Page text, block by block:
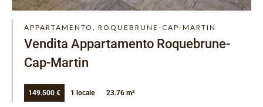
APPARTAMENTO, ROQUEBRUNE-CAP-MARTIN
Vendita Appartamento Roquebrune-
Cap-Martin
149.500 € 1 locale 23.76 m²